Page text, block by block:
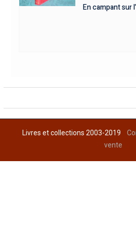
En campant sur
Livres et collections 2003-2019
vente